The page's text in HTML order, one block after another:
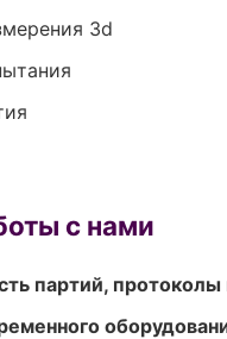
3d
с нами
партий, протоколы